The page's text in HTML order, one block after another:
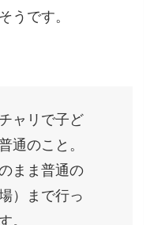
うです。
ャリで子ど
通のこと。
まま普通の
）まで行っ
。